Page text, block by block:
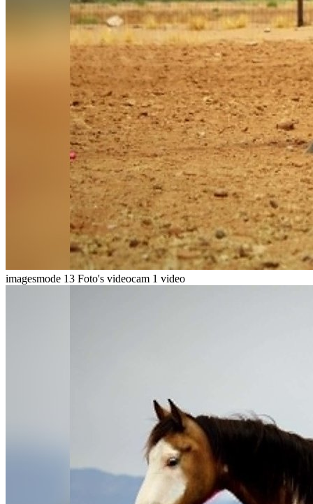
imagesmode 13 Foto's videocam 1 video